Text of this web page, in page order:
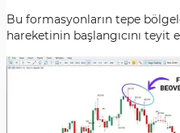
Bu formasyonların tepe
hareketinin başlangıcını teyit